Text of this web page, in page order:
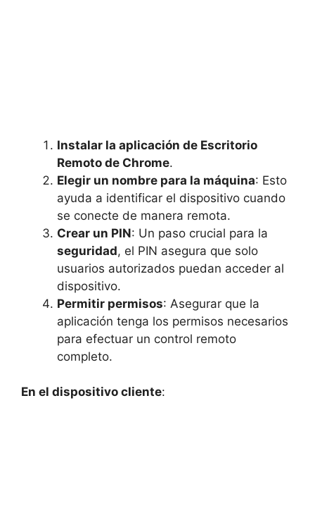
Instalar la aplicación de Escritorio
Remoto de Chrome.
Elegir un nombre para la máquina: Esto
ayuda a identificar el dispositivo cuando
se conecte de manera remota.
Crear un PIN: Un paso crucial para la
seguridad, el PIN asegura que solo
usuarios autorizados puedan acceder al
dispositivo.
Permitir permisos: Asegurar que la
aplicación tenga los permisos necesarios
para efectuar un control remoto
completo.
En el dispositivo cliente: